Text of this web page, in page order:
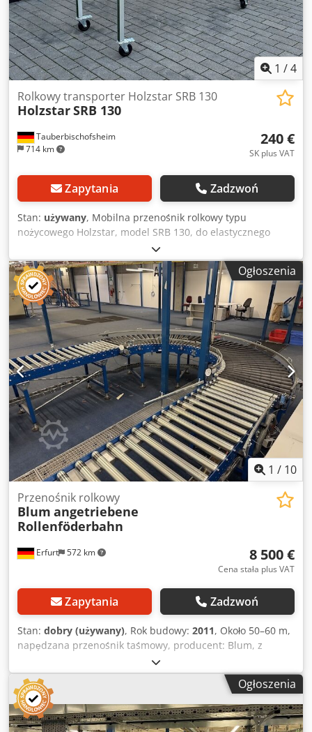
1 /4
Tauberbischofsheim
714 km
Rolkowy transporter Holzstar SRB 130
HolzstarSRB 130
240 €
SK plus VAT
Zapytania Zadzwoń
Stan: używany, Mobilna przenośnik rolkowy typu
nożycowego Holzstar, model SRB 130, do elastycznego
zastosowania przed lub za obrabiającymi maszynami,
wyposażona w wytrzymałą, regulowaną na wysokość
stalową ramę i ocynkowane stalowe rolki. Kilka
przenośników można łatwo połączyć za pomocą dwóch
haków. Dane techniczne: - Udźwig: 130 kg - Minimalna
wysokość: 670 mm - Maksymalna wysokość: 920 mm -
Minimalna długość: 450 mm Dedjzrx I Iopfx Aqiskr -
Maksymalna długość: 1300 mm - Szerokość rolki: 480 mm -
Stan: model demonstracyjny, nowy, z gwarancją.
Ogłoszenia
1 / 10
Erfurt 572 km
Przenośnik rolkowy
Blum angetriebene
Rollenföderbahn
8 500 €
Cena stała plus VAT
Zapytania Zadzwoń
Stan: dobry (używany), Rok budowy: 2011, Około 50–60 m,
napędzana przenośnik taśmowy, producent: Blum, z
zakrętem o kącie 180 stopni – używany. Dkjdpfx Aozpf N
Hsqier Cena w miejscu magazynowania (netto): tylko 8 500
€. Zdemontowany, zapakowany i przygotowany do
transportu! Producent: Blum Rok produkcji: 2011 Typ:
przenośnik taśmowy z napędem Średnica rolek: ok. 5 cm
Ogłoszenia